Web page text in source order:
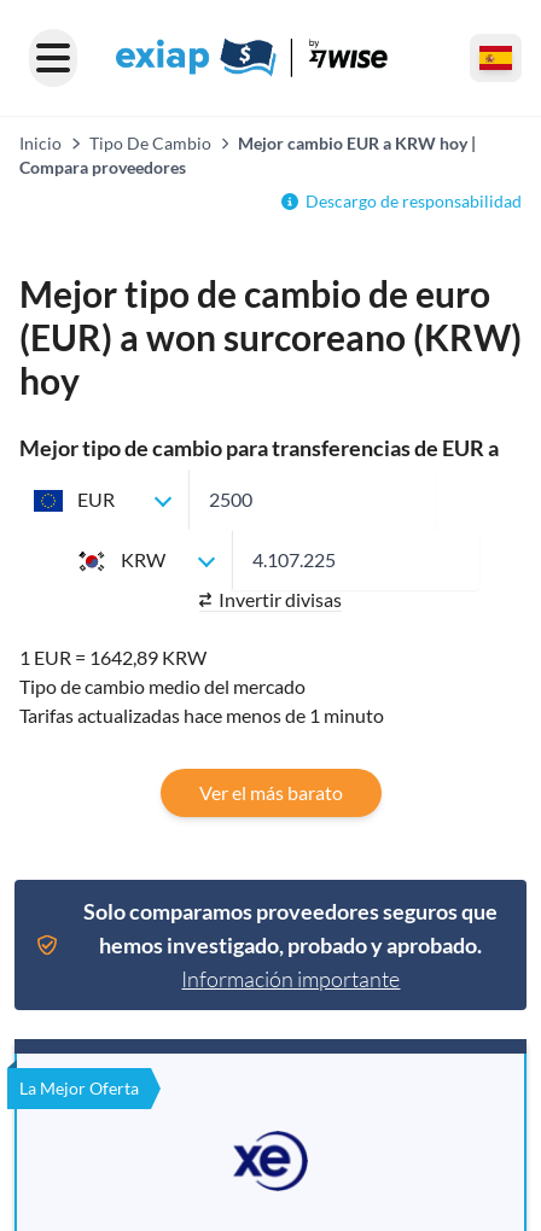
Inicio Tipo De Cambio
Mejor cambio EUR a KRW hoy |
Compara proveedores
Descargo de responsabilidad
Mejor tipo de cambio de euro
(EUR) a won surcoreano (KRW)
hoy
Mejor tipo de cambio para transferencias de EUR a
EUR
KRW
Invertir divisas
1 EUR = 1642,89 KRW
Tipo de cambio medio del mercado
Tarifas actualizadas hace menos de 1 minuto
Ver el más barato
Solo comparamos proveedores seguros que
hemos investigado, probado y aprobado.
Información importante
La Mejor Oferta